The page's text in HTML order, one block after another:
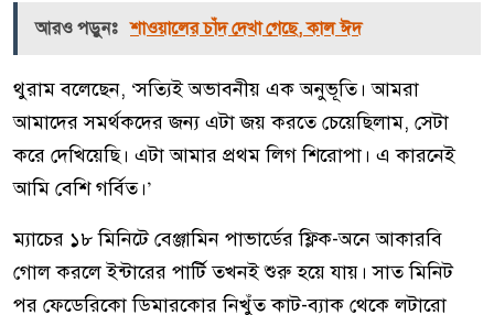
আরও পড়ুনঃ শাওয়ালের চাঁদ দেখা গেছে, কাল ঈদ
থুরাম বলেছেন, ‘সত্যিই অভাবনীয় এক অনুভূতি। আমরা
আমাদের সমর্থকদের জন্য এটা জয় করতে চেয়েছিলাম, সেটা
করে দেখিয়েছি। এটা আমার প্রথম লিগ শিরোপা। এ কারনেই
আমি বেশি গর্বিত।’
ম্যাচের ১৮ মিনিটে বেঞ্জামিন পাভার্ডের ফ্লিক-অনে আকারবি
গোল করলে ইন্টারের পার্টি তখনই শুরু হয়ে যায়। সাত মিনিট
পর ফেডেরিকো ডিমারকোর নিখুঁত কাট-ব্যাক থেকে লটারো